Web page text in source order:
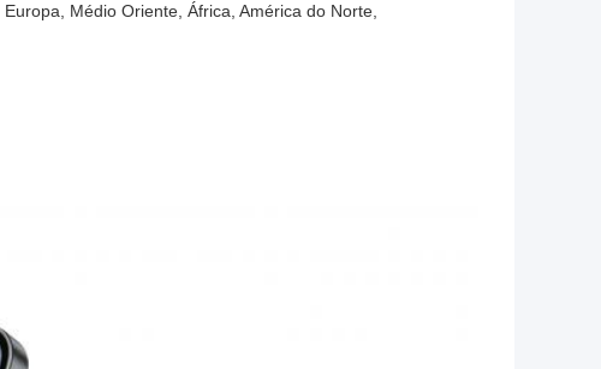
Médio Oriente, África, América do Norte,